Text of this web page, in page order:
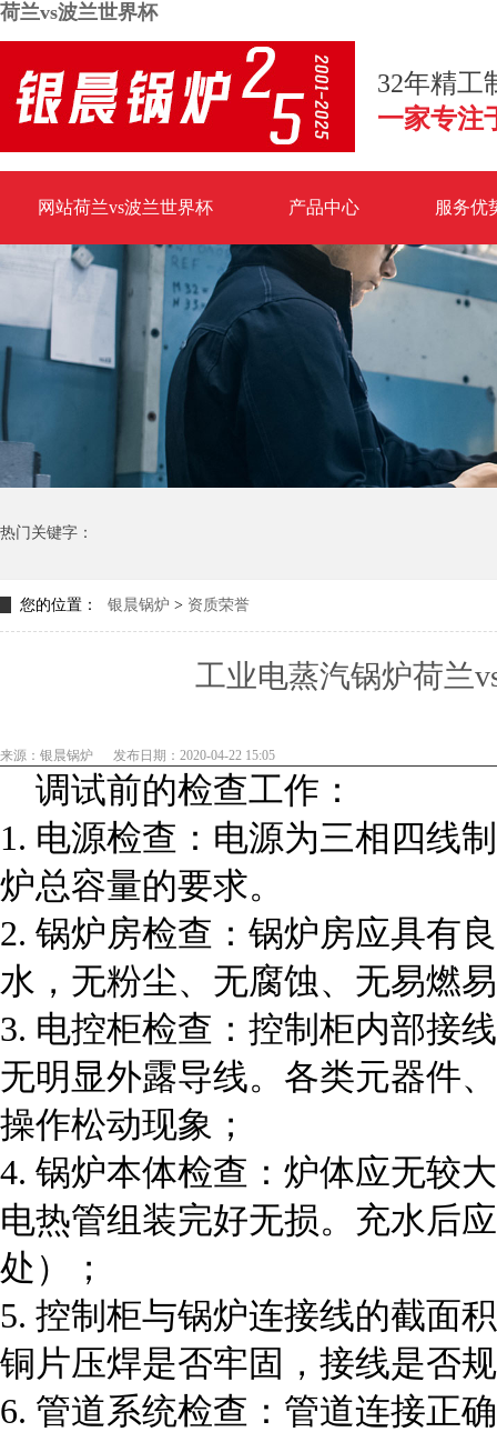
荷兰vs波兰世界杯
32年精
一家专注
网站荷兰vs波兰世界杯 产品中心 服务优
荷兰vs波兰世界杯
热门关键字：
您的位置： 银晨锅炉 > 资质荣誉
工业电蒸汽锅炉荷兰
来源：银晨锅炉 发布日期：2020-04-22 15:05
调试前的检查工作：
1. 电源检查：电源为三相四线
炉总容量的要求。
2. 锅炉房检查：锅炉房应具有
水，无粉尘、无腐蚀、无易燃
3. 电控柜检查：控制柜内部接
无明显外露导线。各类元器件
操作松动现象；
4. 锅炉本体检查：炉体应无较
电热管组装完好无损。充水后
处）；
5. 控制柜与锅炉连接线的截面
铜片压焊是否牢固，接线是否
6. 管道系统检查：管道连接正